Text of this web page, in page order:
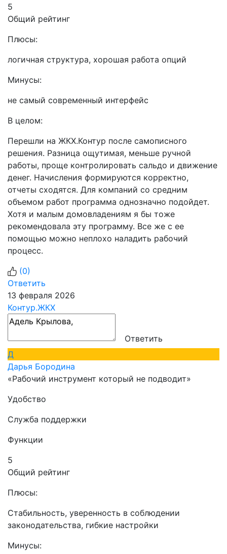
5
Общий рейтинг
Плюсы:
логичная структура, хорошая работа опций
Минусы:
не самый современный интерфейс
В целом:
Перешли на ЖКХ.Контур после самописного
решения. Разница ощутимая, меньше ручной
работы, проще контролировать сальдо и движение
денег. Начисления формируются корректно,
отчеты сходятся. Для компаний со средним
объемом работ программа однозначно подойдет.
Хотя и малым домовладениям я бы тоже
рекомендовала эту программу. Все же с ее
помощью можно неплохо наладить рабочий
процесс.
(0)
Ответить
13 февраля 2026
Контур.ЖКХ
Ответить
Д
Дарья Бородина
«Рабочий инструмент который не подводит»
Удобство
Служба поддержки
Функции
5
Общий рейтинг
Плюсы:
Стабильность, уверенность в соблюдении
законодательства, гибкие настройки
Минусы: